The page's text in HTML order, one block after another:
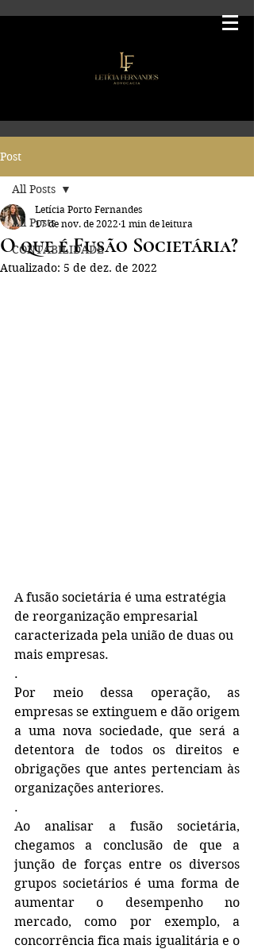
Post
All Posts
CONTABILIDADE
All Posts
O que é Fusão Societária?
Letícia Porto Fernandes
17 de nov. de 2022 1 min de leitura
Atualizado: 5 de dez. de 2022
A fusão societária é uma estratégia
de reorganização empresarial
caracterizada pela união de duas ou
mais empresas.
.
Por meio dessa operação, as
empresas se extinguem e dão origem
a uma nova sociedade, que será a
detentora de todos os direitos e
obrigações que antes pertenciam às
organizações anteriores.
.
Ao analisar a fusão societária,
chegamos a conclusão de que a
junção de forças entre os diversos
grupos societários é uma forma de
aumentar o desempenho no
mercado, como por exemplo, a
concorrência fica mais igualitária e o